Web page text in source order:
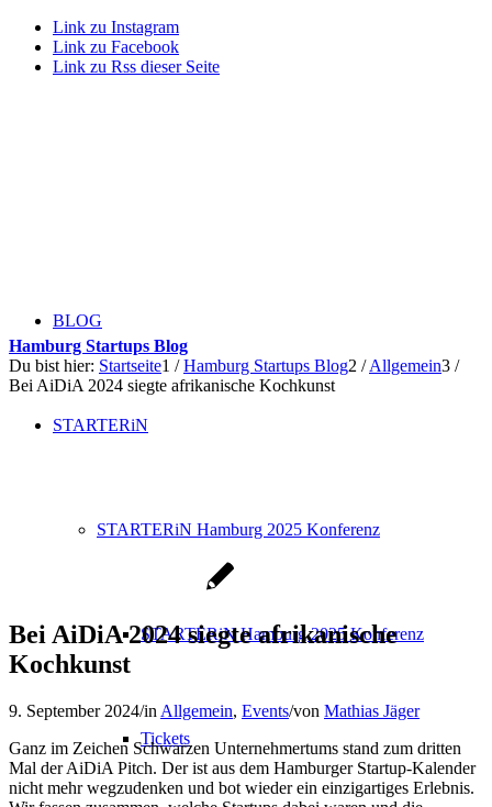
Link zu Instagram
Link zu Facebook
Link zu Rss dieser Seite
BLOG
STARTERiN
STARTERiN Hamburg 2025 Konferenz
STARTERiN Hamburg 2025 Konferenz
Tickets
Hamburg Startups Blog
Du bist hier: Startseite1 / Hamburg Startups Blog2 / Allgemein3 /
Bei AiDiA 2024 siegte afrikanische Kochkunst
Bei AiDiA 2024 siegte afrikanische
Kochkunst
9. September 2024/in Allgemein, Events/von Mathias Jäger
Ganz im Zeichen Schwarzen Unternehmertums stand zum dritten
Mal der AiDiA Pitch. Der ist aus dem Hamburger Startup-Kalender
nicht mehr wegzudenken und bot wieder ein einzigartiges Erlebnis.